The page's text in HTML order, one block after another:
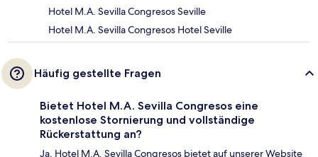
Hotel M.A. Sevilla Congresos Seville
Hotel M.A. Sevilla Congresos Hotel Seville
Häufig gestellte Fragen
Bietet Hotel M.A. Sevilla Congresos eine
kostenlose Stornierung und vollständige
Rückerstattung an?
Ja, Hotel M.A. Sevilla Congresos bietet auf unserer Website